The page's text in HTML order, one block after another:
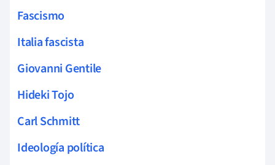
Fascismo
Italia fascista
Giovanni Gentile
Hideki Tojo
Carl Schmitt
Ideología política